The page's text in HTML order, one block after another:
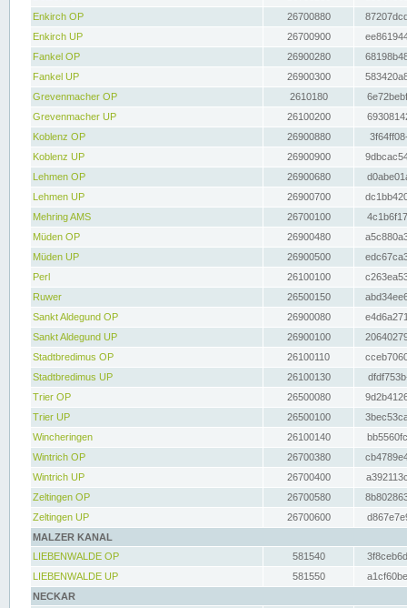
Enkirch OP
26700880
Enkirch UP
26700900
Fankel OP
26900280
Fankel UP
26900300
Grevenmacher OP
2610180
Grevenmacher UP
26100200
Koblenz OP
26900880
Koblenz UP
26900900
Lehmen OP
26900680
Lehmen UP
26900700
Mehring AMS
26700100
Müden OP
26900480
Müden UP
26900500
Perl
26100100
Ruwer
26500150
Sankt Aldegund OP
26900080
Sankt Aldegund UP
26900100
Stadtbredimus OP
26100110
Stadtbredimus UP
26100130
Trier OP
26500080
Trier UP
26500100
Wincheringen
26100140
Wintrich OP
26700380
Wintrich UP
26700400
Zeltingen OP
26700580
Zeltingen UP
26700600
MALZER KANAL
LIEBENWALDE OP
581540
LIEBENWALDE UP
581550
NECKAR